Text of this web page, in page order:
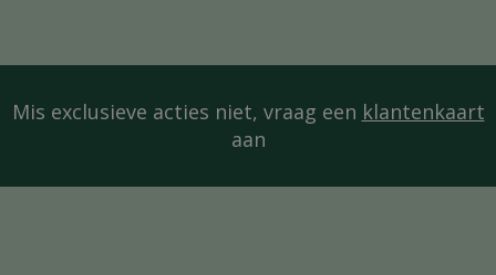
Mis exclusieve acties niet, vraag een klantenkaart
aan